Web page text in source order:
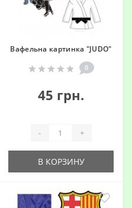
Вафельна картинка "JUDO"
0
45 грн.
- +
В КОРЗИНУ